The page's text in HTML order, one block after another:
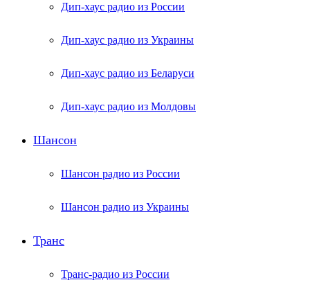
Дип-хаус радио из России
Дип-хаус радио из Украины
Дип-хаус радио из Беларуси
Дип-хаус радио из Молдовы
Шансон
Шансон радио из России
Шансон радио из Украины
Транс
Транс-радио из России